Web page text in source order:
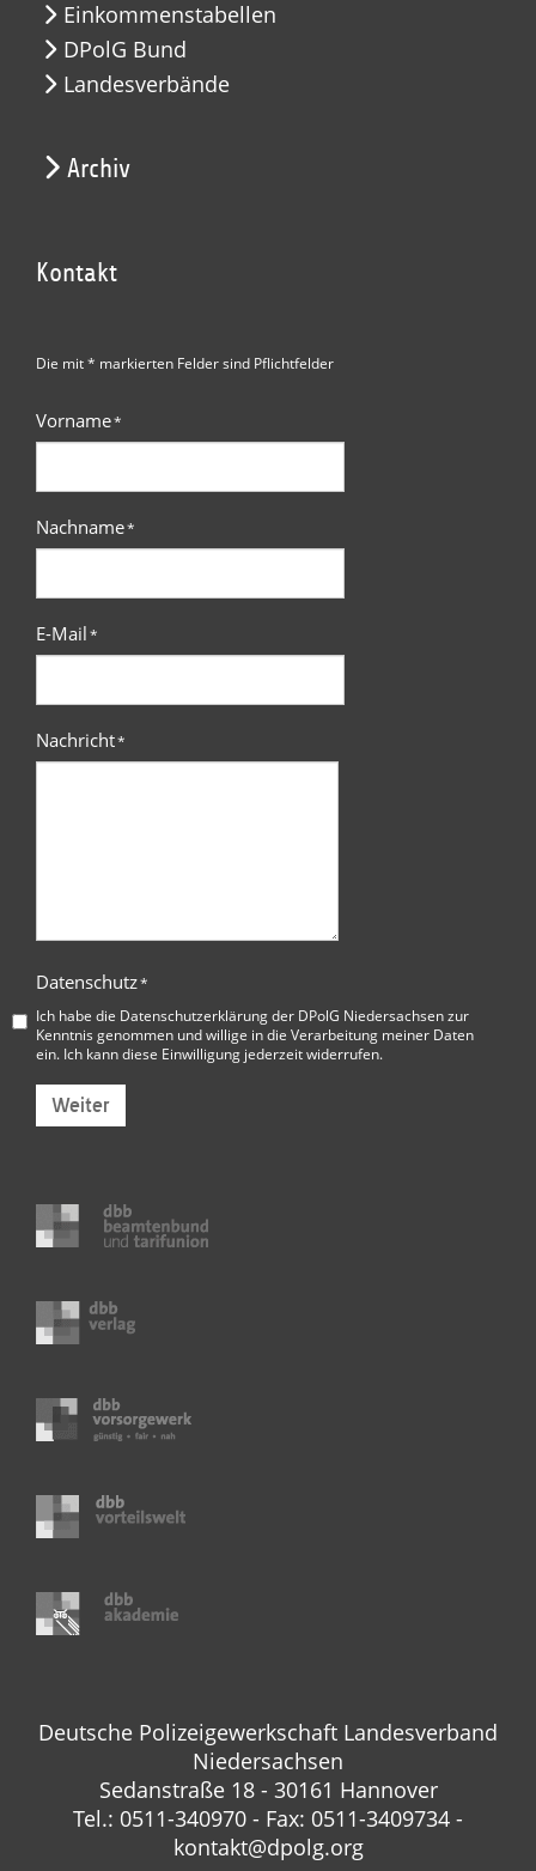
Einkommenstabellen
DPolG Bund
Landesverbände
Archiv
Kontakt
Die mit * markierten Felder sind Pflichtfelder
Vorname*
Nachname*
E-Mail*
Nachricht*
Datenschutz*
Ich habe die Datenschutzerklärung der DPolG Niedersachsenzur
Kenntnis genommen und willige in die Verarbeitung meiner Daten
ein. Ich kann diese Einwilligung jederzeit widerrufen.
Weiter
Deutsche Polizeigewerkschaft Landesverband
Niedersachsen
Sedanstraße 18 - 30161 Hannover
Tel.: 0511-340970 - Fax: 0511-3409734 -
kontakt@dpolg.org